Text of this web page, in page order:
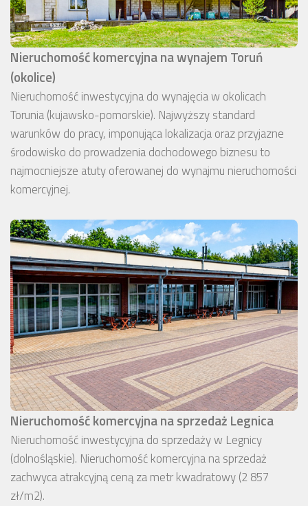
Nieruchomość komercyjna na wynajem Toruń
(okolice)
Nieruchomość inwestycyjna do wynajęcia w okolicach
Torunia (kujawsko-pomorskie). Najwyższy standard
warunków do pracy, imponująca lokalizacja oraz przyjazne
środowisko do prowadzenia dochodowego biznesu to
najmocniejsze atuty oferowanej do wynajmu nieruchomości
komercyjnej.
Nieruchomość komercyjna na sprzedaż Legnica
Nieruchomość inwestycyjna do sprzedaży w Legnicy
(dolnośląskie). Nieruchomość komercyjna na sprzedaż
zachwyca atrakcyjną ceną za metr kwadratowy (2 857
zł/m2).